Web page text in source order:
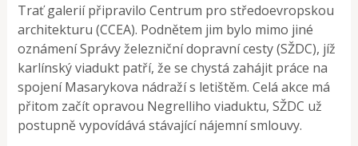
Trať galerií připravilo Centrum pro středoevropskou
architekturu (CCEA). Podnětem jim bylo mimo jiné
oznámení Správy železniční dopravní cesty (SŽDC), jíž
karlínský viadukt patří, že se chystá zahájit práce na
spojení Masarykova nádraží s letištěm. Celá akce má
přitom začít opravou Negrelliho viaduktu, SŽDC už
postupně vypovídává stávající nájemní smlouvy.